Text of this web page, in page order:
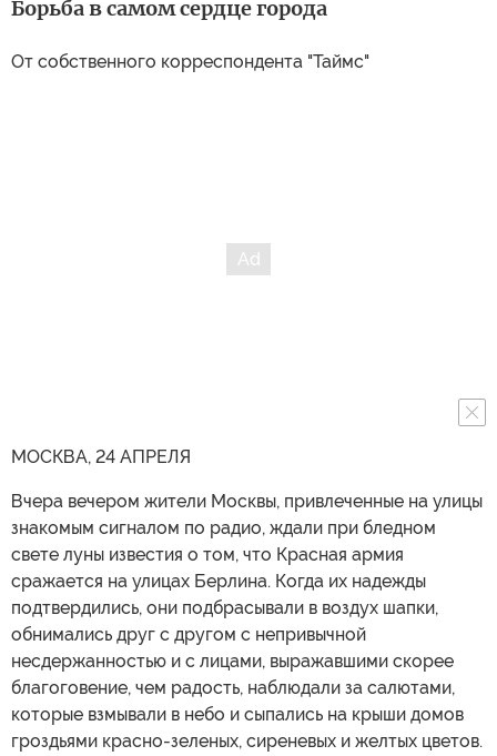
Борьба в самом сердце города
От собственного корреспондента "Таймс"
МОСКВА, 24 АПРЕЛЯ
Вчера вечером жители Москвы, привлеченные на улицы
знакомым сигналом по радио, ждали при бледном
свете луны известия о том, что Красная армия
сражается на улицах Берлина. Когда их надежды
подтвердились, они подбрасывали в воздух шапки,
обнимались друг с другом с непривычной
несдержанностью и с лицами, выражавшими скорее
благоговение, чем радость, наблюдали за салютами,
которые взмывали в небо и сыпались на крыши домов
гроздьями красно-зеленых, сиреневых и желтых цветов.